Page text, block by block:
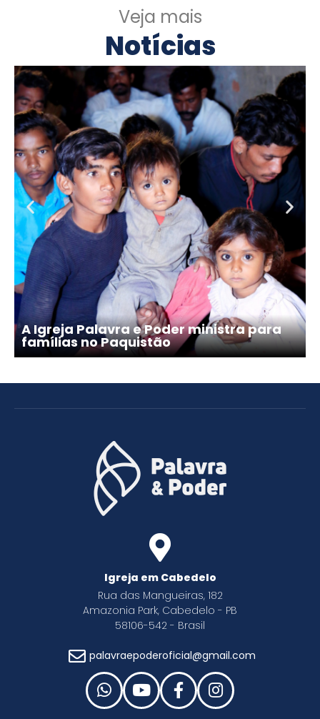
Veja mais
Notícias
A Igreja Palavra e Poder ministra para
famílias no Paquistão
Igreja em Cabedelo
Rua das Mangueiras, 182
Amazonia Park, Cabedelo - PB
58106-542 - Brasil
palavraepoderoficial@gmail.com